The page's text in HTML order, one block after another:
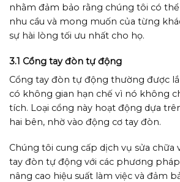
nhằm đảm bảo rằng chúng tôi có
nhu cầu và mong muốn của từng
sự hài lòng tối ưu nhất cho họ.
3.1 Cổng tay đòn tự động
Cổng tay đòn tự động thường được
có không gian hạn chế vì nó không
tích. Loại cổng này hoạt động dựa
hai bên, nhờ vào động cơ tay đòn.
Chúng tôi cung cấp dịch vụ sửa chữa
tay đòn tự động với các phương
nâng cao hiệu suất làm việc và đảm